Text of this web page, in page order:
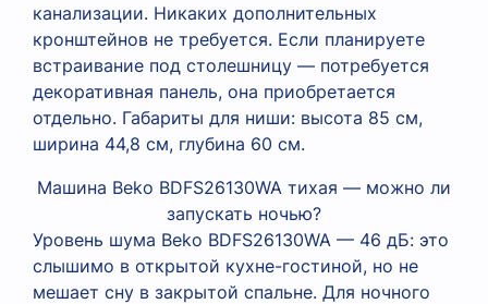
канализации. Никаких дополнительных
кронштейнов не требуется. Если планируете
встраивание под столешницу — потребуется
декоративная панель, она приобретается
отдельно. Габариты для ниши: высота 85 см,
ширина 44,8 см, глубина 60 см.
Машина Beko BDFS26130WA тихая — можно ли
запускать ночью?
Уровень шума Beko BDFS26130WA — 46 дБ: это
слышимо в открытой кухне-гостиной, но не
мешает сну в закрытой спальне. Для ночного